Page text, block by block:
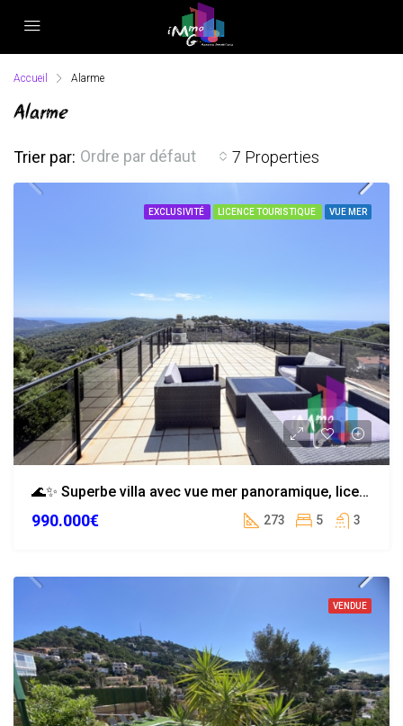
Accueil Alarme
Alarme
7 Properties
Trier par: Ordre par défaut
EXCLUSIVITÉ LICENCE TOURISTIQUE VUE MER
🌊✨ Superbe villa avec vue mer panoramique, licence touristique à Serra Brava
990.000€ 273 5 3
VENDUE